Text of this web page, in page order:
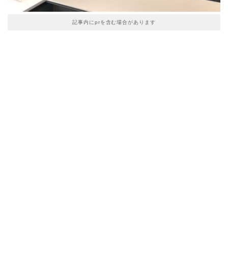
記事内にprを含む場合があります